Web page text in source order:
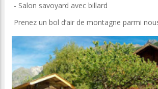
- Salon savoyard avec billard
Prenez un bol d’air de montagne parmi